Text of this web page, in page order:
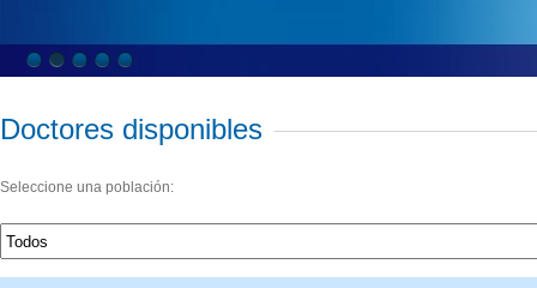
Doctores disponibles
Seleccione una población: